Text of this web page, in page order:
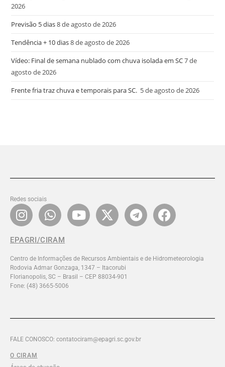
2026
Previsão 5 dias8 de agosto de 2026
Tendência + 10 dias8 de agosto de 2026
Vídeo: Final de semana nublado com chuva isolada em SC7 de
agosto de 2026
Frente fria traz chuva e temporais para SC. 5 de agosto de 2026
Redes sociais
EPAGRI/CIRAM
Centro de Informações de Recursos Ambientais e de Hidrometeorologia
Rodovia Admar Gonzaga, 1347 – Itacorubi
Florianopolis, SC – Brasil – CEP 88034-901
Fone: (48) 3665-5006
FALE CONOSCO: contatociram@epagri.sc.gov.br
O CIRAM